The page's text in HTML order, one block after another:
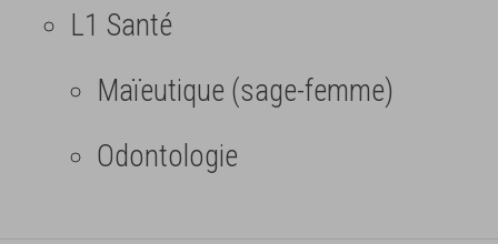
L1 Santé
Maïeutique (sage-femme)
Odontologie